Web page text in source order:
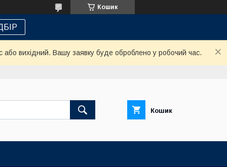
Кошик
або вихідний. Вашу заявку буде оброблено у робочий час.
Кошик